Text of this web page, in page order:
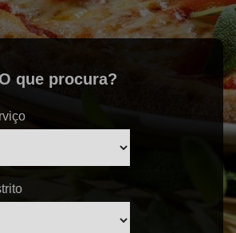
que procura?